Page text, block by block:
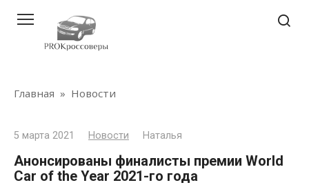
контенту
Главная » Новости
5 марта 2021 Новости Наталья
Анонсированы финалисты премии World
Car of the Year 2021-го года